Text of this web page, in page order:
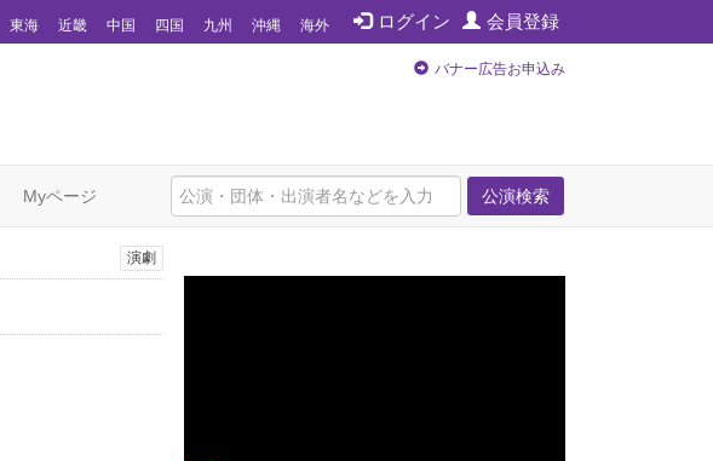
ログイン 会員登録
東海 近畿 中国 四国 九州 沖縄 海外
バナー広告お申込み
公演検索
Myページ
演劇